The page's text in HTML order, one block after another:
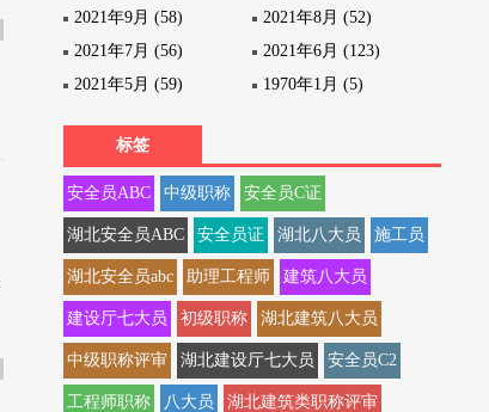
2021年9月 (58)
2021年8月 (52)
2021年7月 (56)
2021年6月 (123)
2021年5月 (59)
1970年1月 (5)
标签
安全员ABC 中级职称 安全员C证
湖北安全员ABC 安全员证 湖北八大员 施工员
湖北安全员abc 助理工程师 建筑八大员
建设厅七大员 初级职称 湖北建筑八大员
中级职称评审 湖北建设厅七大员 安全员C2
工程师职称 八大员 湖北建筑类职称评审